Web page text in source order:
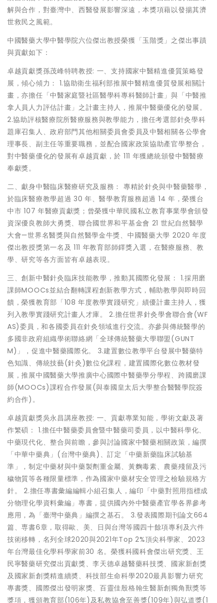
解與合作，對臺灣中、西醫發展影響深遠，本獎項藉以發揚其濟
世救民之風範。
中國醫藥大學中醫學院六位傑出教授榮獲「玉階獎」之傑出事蹟
與貢獻如下：
卓越貢獻獎孫茂峰特聘教授: 一、支持國家中醫精進優質策略發
展，傾心傾力： 1.協助衛生福利部推展中醫精進優質發展相關計
畫，亦擔任「中醫家庭暨社區醫學科專科醫師計畫」與「中醫推
拿人員人力評估計畫」之計畫主持人，推展中醫藥優化的發展。
2.協助評核醫療院所醫療服務與教學能力，擔任考選部針灸學科
題庫召集人、政府部門其他相關委員會委員及中醫相關各公學會
理事長、副主任等重要職務，並配合國家政策協助產官學整合，
對中醫藥優化的發展有卓越貢獻，於 111 年獲總統頒發中醫醫療
奉獻獎。
二、獻身中醫臨床醫療研究及服務： 專精於針灸與中醫藥醫學，
於臨床醫療教學超過 30 年、醫學教育服務超過 14 年，榮獲台
中市 107 年醫療貢獻獎；曾榮獲中華民國私立教育事業學會頒發
資深優良教師大勇獎、聯合國世界和平基金會 21 世紀自然醫學
大會—世界名醫獎與自然醫學金牛獎、中國醫藥大學 2020 年度
傑出教授獎第一名及 111 年教育部師鐸獎入選，在醫療服務、教
學、研究等各方面皆有卓越表現。
三、創新中醫針灸臨床技能教學，推動其國際化發展： 1.採用磨
課師MOOCs並結合翻轉課程創新教學方式，輔助教學與即時回
饋，榮獲教育部「108 年度教學實踐研究」績優計畫主持人，獲
列入教學實踐研究計畫人才庫。 2.擔任世界針灸學會聯合會(WF
AS)委員，和各國委員在針灸領域進行交流。亦參與傳統醫學的
多國非政府組織學術聯絡網「全球傳統醫藥大學聯盟(GUNT
M)」，促進中醫藥國際化。 3.建置數位教學平台發展中醫藥特
色知識、傳統技藝(針灸)數位化課程，建置國際化數位教材發
展，推展中國醫藥大學推廣中心國際中醫藥學分學程、跨國磨課
師(MOOCs)課程合作發展(與泰國皇太后大學整合醫醫學院簽
約合作)。
卓越貢獻獎吳永昌講座教授: 一、貢獻專業知能，學術文獻及著
作繁碩： 1.擔任中醫藥委員會暨中醫藥司委員，以中醫科學化、
中藥現代化、整合與前瞻，參與討論國家中醫藥相關政策，編撰
「中華中藥典」(台灣中藥典)、訂定「中藥新藥臨床試驗基
準」，制定中藥材與中藥製劑重金屬、黃麴毒素、農藥殘留及污
穢物質等各種限量標準，作為國家中藥材安全管理之檢驗規格方
針。 2.擔任專書彙編編輯小組召集人，編印「中藥對照用指標成
分物理化學資料彙編」專書，提供國內外中醫藥產官學各界參考
應用，為「臺灣中藥典」編撰之基石。 3.發表國際期刊論文664
篇、専書6章，取得歐、美、日與台灣等國四十餘項專利及六件
技術移轉，名列全球2020與2021年Top 2%頂尖科學家、2023
年台灣最佳化學科學家前30 名。榮獲科國科會傑出研究獎、王
民寧醫藥研究傑出貢獻獎、李天德卓越醫藥科技獎、國家新創獎
及國家新創獎精進續奬、科技部生命科學2020最具影響力研究
專書獎、國際傑出發明家獎、百靈佳殷格翰生醫新創獨角獸獎等
獎項，獲頒教育部(106年)及私教協會至善獎(109年)與弘道獎(1